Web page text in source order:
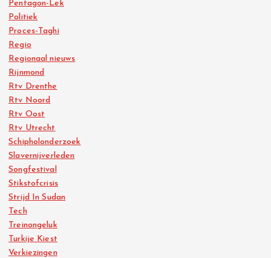
Pentagon-Lek
Politiek
Proces-Taghi
Regio
Regionaal nieuws
Rijnmond
Rtv Drenthe
Rtv Noord
Rtv Oost
Rtv Utrecht
Schipholonderzoek
Slavernijverleden
Songfestival
Stikstofcrisis
Strijd In Sudan
Tech
Treinongeluk
Turkije Kiest
Verkiezingen